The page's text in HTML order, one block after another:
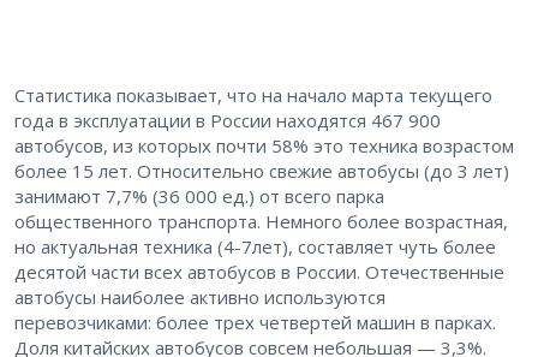
Статистика показывает, что на начало марта текущего
года в эксплуатации в России находятся 467 900
автобусов, из которых почти 58% это техника возрастом
более 15 лет. Относительно свежие автобусы (до 3 лет)
занимают 7,7% (36 000 ед.) от всего парка
общественного транспорта. Немного более возрастная,
но актуальная техника (4-7лет), составляет чуть более
десятой части всех автобусов в России. Отечественные
автобусы наиболее активно используются
перевозчиками: более трех четвертей машин в парках.
Доля китайских автобусов совсем небольшая — 3,3%.